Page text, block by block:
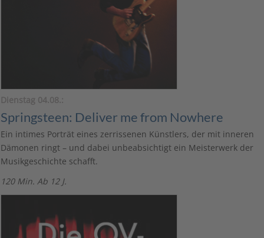
Dienstag 04.08.:
Springsteen: Deliver me from Nowhere
Ein intimes Porträt eines zerrissenen Künstlers, der mit inneren
Dämonen ringt – und dabei unbeabsichtigt ein Meisterwerk der
Musikgeschichte schafft.
120 Min. Ab 12 J.